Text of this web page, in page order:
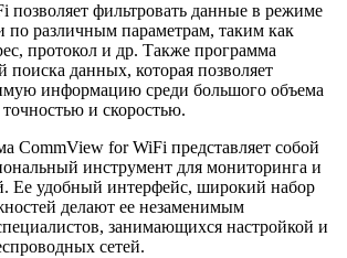
позволяет фильтровать данные в режиме
по различным параметрам, таким как
протокол и др. Также программа
поиска данных, которая позволяет
информацию среди большого объема
и скоростью.
CommView for WiFi представляет собой
инструмент для мониторинга и
Ее удобный интерфейс, широкий набор
делают ее незаменимым
занимающихся настройкой и
сетей.